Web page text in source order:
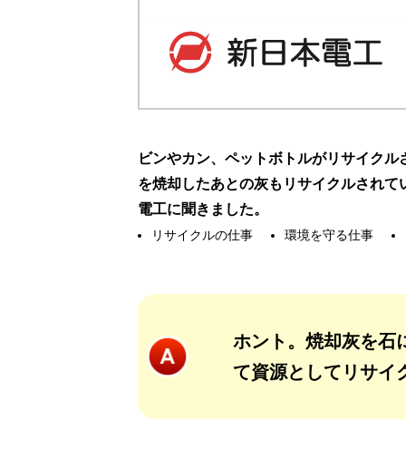
ビンやカン、ペットボトルがリサイク
を焼却したあとの灰もリサイクルされ
電工に聞きました。
リサイクルの仕事 環境を守る仕事
ホント。焼却灰を石
て資源としてリサイ